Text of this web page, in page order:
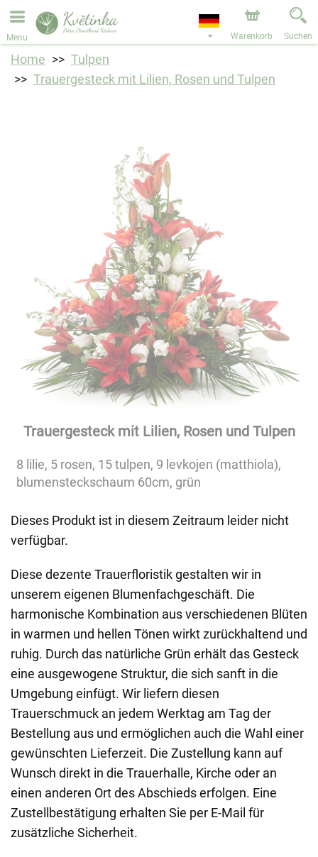
Bestellungen über unseren Onlineshop nehmen wir gerne
entgegen. Der frühestmögliche Liefertermin ist ab dem
11.08.2026 aufgrund von Betriebsurlaub.
Menu Warenkorb Suchen
Home
Tulpen
Trauergesteck mit Lilien, Rosen und Tulpen
Trauergesteck mit Lilien, Rosen und Tulpen
8 lilie, 5 rosen, 15 tulpen, 9 levkojen (matthiola),
blumensteckschaum 60cm, grün
Dieses Produkt ist in diesem Zeitraum leider nicht
verfügbar.
Diese dezente Trauerfloristik gestalten wir in
unserem eigenen Blumenfachgeschäft. Die
harmonische Kombination aus verschiedenen Blüten
in warmen und hellen Tönen wirkt zurückhaltend und
ruhig. Durch das natürliche Grün erhält das Gesteck
eine ausgewogene Struktur, die sich sanft in die
Umgebung einfügt. Wir liefern diesen
Trauerschmuck an jedem Werktag am Tag der
Bestellung aus und ermöglichen auch die Wahl einer
gewünschten Lieferzeit. Die Zustellung kann auf
Wunsch direkt in die Trauerhalle, Kirche oder an
einen anderen Ort des Abschieds erfolgen. Eine
Zustellbestätigung erhalten Sie per E-Mail für
zusätzliche Sicherheit.